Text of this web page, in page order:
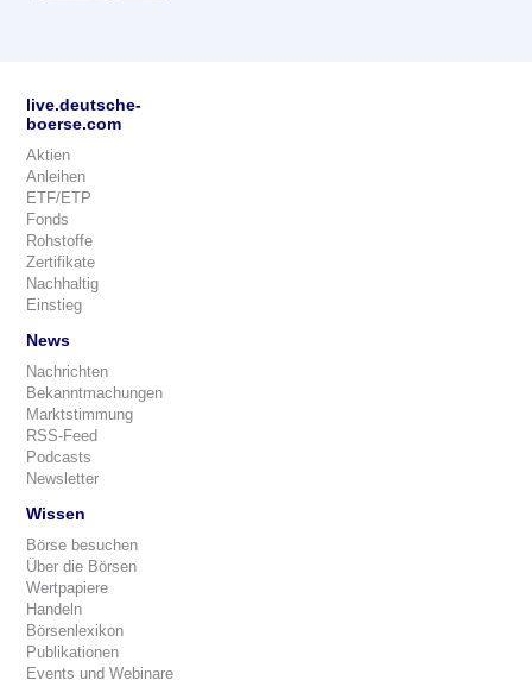
live.deutsche-
boerse.com
Aktien
Anleihen
ETF/ETP
Fonds
Rohstoffe
Zertifikate
Nachhaltig
Einstieg
News
Nachrichten
Bekanntmachungen
Marktstimmung
RSS-Feed
Podcasts
Newsletter
Wissen
Börse besuchen
Über die Börsen
Wertpapiere
Handeln
Börsenlexikon
Publikationen
Events und Webinare